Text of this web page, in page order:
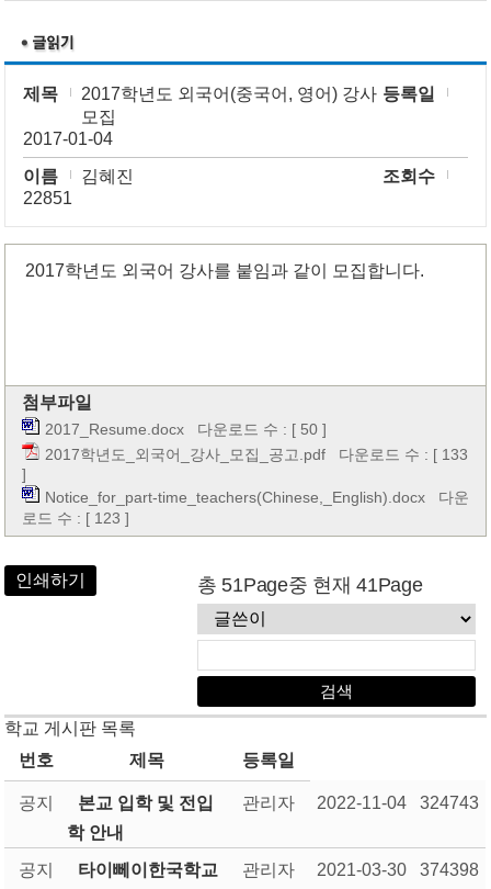
제목
2017학년도 외국어(중국어, 영어) 강사
모집
등록일
2017-01-04
이름
김혜진
조회수
22851
2017학년도 외국어 강사를 붙임과 같이 모집합니다.
첨부파일
2017_Resume.docx 다운로드 수 : [ 50 ]
2017학년도_외국어_강사_모집_공고.pdf 다운로드 수 : [ 133
]
Notice_for_part-time_teachers(Chinese,_English).docx 다운
로드 수 : [ 123 ]
인쇄하기 총 51Page중 현재 41Page
학교 게시판 목록
번호
제목 등록일
공지
본교 입학 및 전입
학 안내
관리자 2022-11-04 324743
공지
타이뻬이한국학교
관리자 2021-03-30 374398